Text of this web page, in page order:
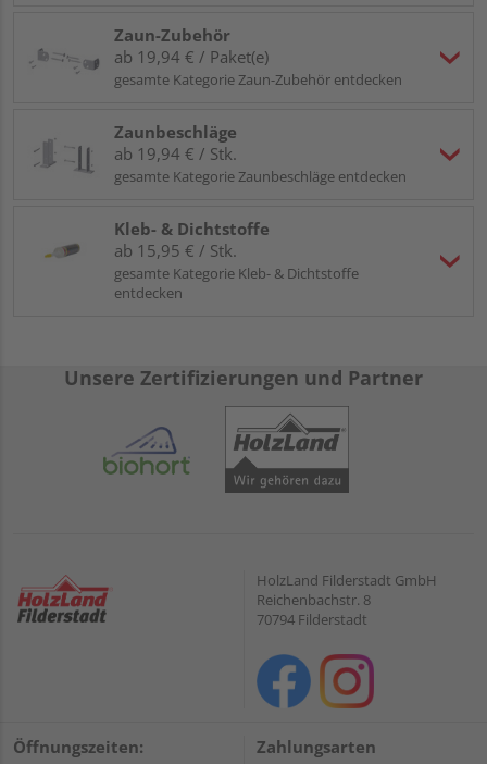
Zaun-Zubehör
ab 19,94 € / Paket(e)
gesamte Kategorie Zaun-Zubehör entdecken
Zaunbeschläge
ab 19,94 € / Stk.
gesamte Kategorie Zaunbeschläge entdecken
Kleb- & Dichtstoffe
ab 15,95 € / Stk.
gesamte Kategorie Kleb- & Dichtstoffe
entdecken
Unsere Zertifizierungen und Partner
HolzLand Filderstadt GmbH
Reichenbachstr. 8
70794 Filderstadt
Öffnungszeiten: Zahlungsarten